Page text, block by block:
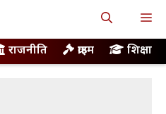
राजनीति क्राइम शिक्षा